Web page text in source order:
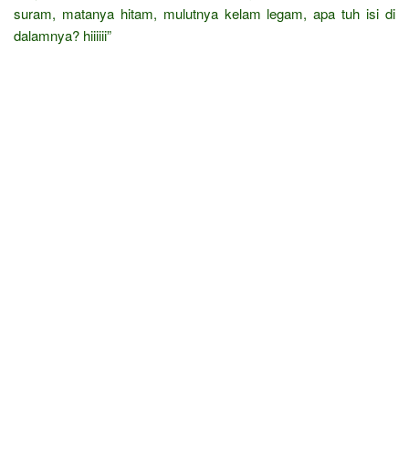
suram, matanya hitam, mulutnya kelam legam, apa tuh isi di
dalamnya? hiiiiii”